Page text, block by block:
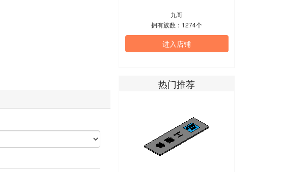
九哥
拥有族数：1274个
进入店铺
热门推荐